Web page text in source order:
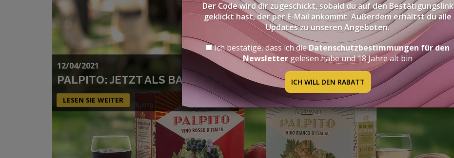
12/04/2021
PALPITO: JETZT ALS BAG-IN-BOX
LESEN SIE WEITER
Der Code wird dir zugeschickt, sobald du auf den Bestätigungslink
geklickt hast, der per E-Mail ankommt. Außerdem erhältst du alle
Updates zu unseren Angeboten.
Ich bestätige, dass ich dieDatenschutzbestimmungen für den
Newsletter gelesen habe und 18 Jahre alt bin
ICH WILL DEN RABATT